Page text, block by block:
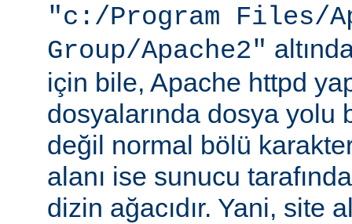
"c:/Program Files/
Group/Apache2"
için bile, Apache httpd
dosyalarında dosya yolu
değil normal bölü
alanı ise sunucu
dizin ağacıdır. Yani, site